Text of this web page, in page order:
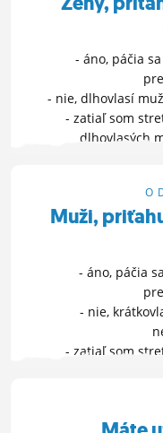
ČINŽIAK
FÓRUM
BLOGY
MÔJ PROFIL
NASTAVENIA
ROLETA
- áno, páčia
- nie, dlhovlasí
- zatiaľ som
dlhovlasých
O
Muži,
- áno, páčia
- nie,
- zatiaľ som